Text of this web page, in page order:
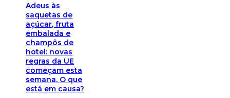
Adeus às
saquetas de
açúcar, fruta
embalada e
champôs de
hotel: novas
regras da UE
começam esta
semana. O que
está em causa?